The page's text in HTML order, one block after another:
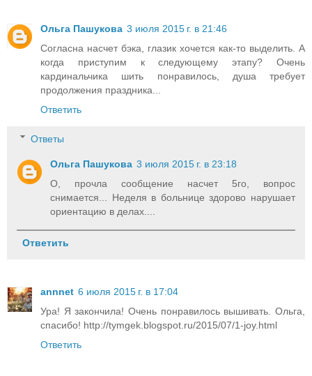
Ольга Пашукова 3 июля 2015 г. в 21:46
Согласна насчет бэка, глазик хочется как-то выделить. А
когда приступим к следующему этапу? Очень
кардинальчика шить понравилось, душа требует
продолжения праздника...
Ответить
Ответы
Ольга Пашукова 3 июля 2015 г. в 23:18
О, прочла сообщение насчет 5го, вопрос
снимается... Неделя в больнице здорово нарушает
ориентацию в делах....
Ответить
annnet 6 июля 2015 г. в 17:04
Ура! Я закончила! Очень понравилось вышивать. Ольга,
спасибо! http://tymgek.blogspot.ru/2015/07/1-joy.html
Ответить